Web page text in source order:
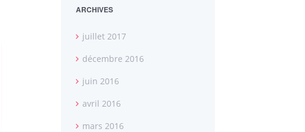
ARCHIVES
juillet 2017
décembre 2016
juin 2016
avril 2016
mars 2016